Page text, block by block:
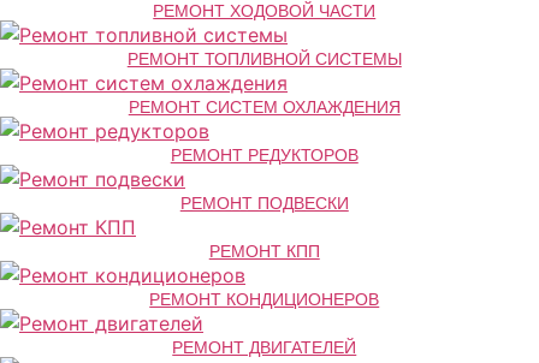
РЕМОНТ ХОДОВОЙ ЧАСТИ
РЕМОНТ ТОПЛИВНОЙ СИСТЕМЫ
РЕМОНТ СИСТЕМ ОХЛАЖДЕНИЯ
РЕМОНТ РЕДУКТОРОВ
РЕМОНТ ПОДВЕСКИ
РЕМОНТ КПП
РЕМОНТ КОНДИЦИОНЕРОВ
РЕМОНТ ДВИГАТЕЛЕЙ